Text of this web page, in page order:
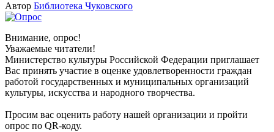
Автор Библиотека Чуковского
Внимание, опрос!
Уважаемые читатели!
Министерство культуры Российской Федерации приглашает
Вас принять участие в оценке удовлетворенности граждан
работой государственных и муниципальных организаций
культуры, искусства и народного творчества.
Просим вас оценить работу нашей организации и пройти
опрос по QR-коду.